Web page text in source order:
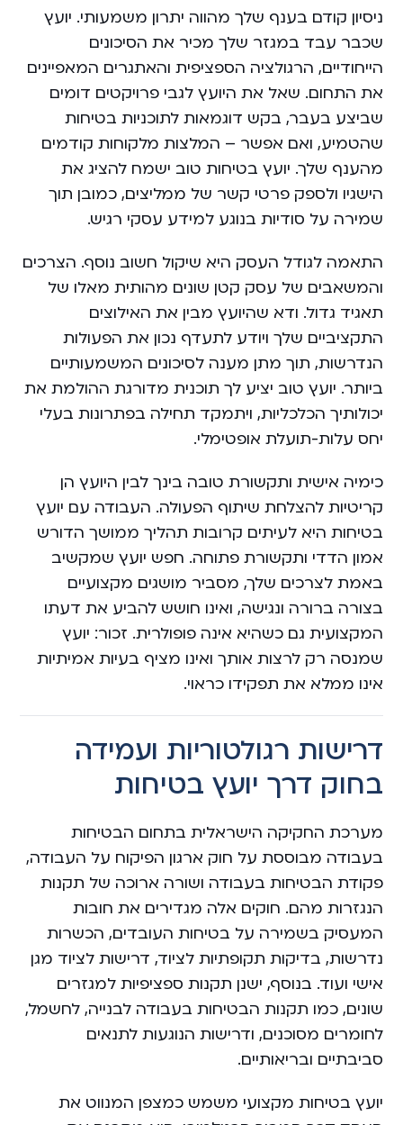
ניסיון קודם בענף שלך מהווה יתרון משמעותי. יועץ
שכבר עבד במגזר שלך מכיר את הסיכונים
הייחודיים, הרגולציה הספציפית והאתגרים המאפיינים
את התחום. שאל את היועץ לגבי פרויקטים דומים
שביצע בעבר, בקש דוגמאות לתוכניות בטיחות
שהטמיע, ואם אפשר – המלצות מלקוחות קודמים
מהענף שלך. יועץ בטיחות טוב ישמח להציג את
הישגיו ולספק פרטי קשר של ממליצים, כמובן תוך
שמירה על סודיות בנוגע למידע עסקי רגיש.
התאמה לגודל העסק היא שיקול חשוב נוסף. הצרכים
והמשאבים של עסק קטן שונים מהותית מאלו של
תאגיד גדול. ודא שהיועץ מבין את האילוצים
התקציביים שלך ויודע לתעדף נכון את הפעולות
הנדרשות, תוך מתן מענה לסיכונים המשמעותיים
ביותר. יועץ טוב יציע לך תוכנית מדורגת ההולמת את
יכולותיך הכלכליות, ויתמקד תחילה בפתרונות בעלי
יחס עלות-תועלת אופטימלי.
כימיה אישית ותקשורת טובה בינך לבין היועץ הן
קריטיות להצלחת שיתוף הפעולה. העבודה עם יועץ
בטיחות היא לעיתים קרובות תהליך ממושך הדורש
אמון הדדי ותקשורת פתוחה. חפש יועץ שמקשיב
באמת לצרכים שלך, מסביר מושגים מקצועיים
בצורה ברורה ונגישה, ואינו חושש להביע את דעתו
המקצועית גם כשהיא אינה פופולרית. זכור: יועץ
שמנסה רק לרצות אותך ואינו מציף בעיות אמיתיות
אינו ממלא את תפקידו כראוי.
דרישות רגולטוריות ועמידה
בחוק דרך יועץ בטיחות
מערכת החקיקה הישראלית בתחום הבטיחות
בעבודה מבוססת על חוק ארגון הפיקוח על העבודה,
פקודת הבטיחות בעבודה ושורה ארוכה של תקנות
הנגזרות מהם. חוקים אלה מגדירים את חובות
המעסיק בשמירה על בטיחות העובדים, הכשרות
נדרשות, בדיקות תקופתיות לציוד, דרישות לציוד מגן
אישי ועוד. בנוסף, ישנן תקנות ספציפיות למגזרים
שונים, כמו תקנות הבטיחות בעבודה לבנייה, לחשמל,
לחומרים מסוכנים, ודרישות הנוגעות לתנאים
סביבתיים ובריאותיים.
יועץ בטיחות מקצועי משמש כמצפן המנווט את